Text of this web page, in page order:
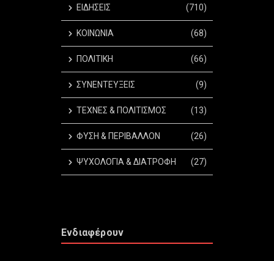
ΕΙΔΗΣΕΙΣ (710)
ΚΟΙΝΩΝΙΑ (68)
ΠΟΛΙΤΙΚΗ (66)
ΣΥΝΕΝΤΕΥΞΕΙΣ (9)
ΤΕΧΝΕΣ & ΠΟΛΙΤΙΣΜΟΣ (13)
ΦΥΣΗ & ΠΕΡΙΒΑΛΛΟΝ (26)
ΨΥΧΟΛΟΓΙΑ & ΔΙΑΤΡΟΦΗ (27)
Ενδιαφέρουν